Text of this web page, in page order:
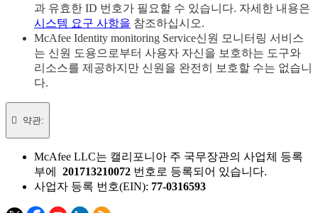
과 유효한 ID 번호가 필요할 수 있습니다. 자세한 내용은
시스템 요구 사항을 참조하십시오.
McAfee Identity monitoring Service신원 모니터링 서비스
는 신원 도용으로부터 사용자 자신을 보호하는 도구와
리소스를 제공하지만 신원을 완전히 보호할 수는 없습니
다.
 약관:​
McAfee LLC는 캘리포니아 주 국무장관의 사업체 등록
부에 201713210072 번호로 등록되어 있습니다.​
사업자 등록 번호(EIN): 77-0316593